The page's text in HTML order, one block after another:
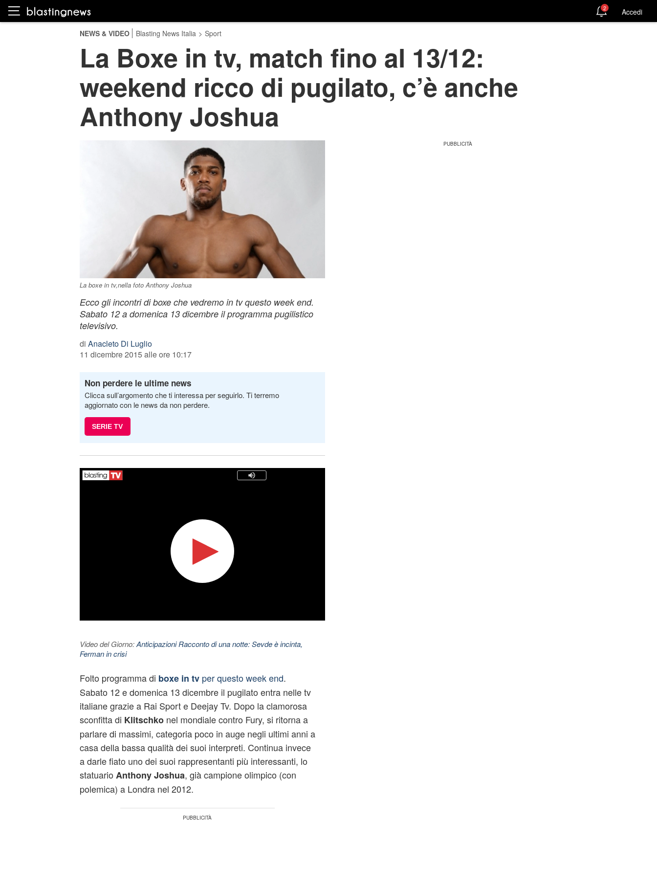
2 Accedi
NEWS & VIDEO Blasting News Italia > Sport
La Boxe in tv, match fino al 13/12:
weekend ricco di pugilato, c’è anche
Anthony Joshua
La boxe in tv,nella foto Anthony Joshua
Ecco gli incontri di boxe che vedremo in tv questo week end.
Sabato 12 a domenica 13 dicembre il programma pugilistico
televisivo.
di Anacleto Di Luglio
11 dicembre 2015 alle ore 10:17
Non perdere le ultime news
Clicca sull’argomento che ti interessa per seguirlo. Ti terremo
aggiornato con le news da non perdere.
SERIE TV
Video del Giorno:Anticipazioni Racconto di una notte: Sevde è incinta,
Ferman in crisi
Folto programma di boxe in tvper questo week end.
Sabato 12 e domenica 13 dicembre il pugilato entra nelle tv
italiane grazie a Rai Sport e Deejay Tv. Dopo la clamorosa
sconfitta di Klitschkonel mondiale contro Fury, si ritorna a
parlare di massimi, categoria poco in auge negli ultimi anni a
casa della bassa qualità dei suoi interpreti. Continua invece
a darle fiato uno dei suoi rappresentanti più interessanti, lo
statuario Anthony Joshua, già campione olimpico (con
polemica) a Londra nel 2012.